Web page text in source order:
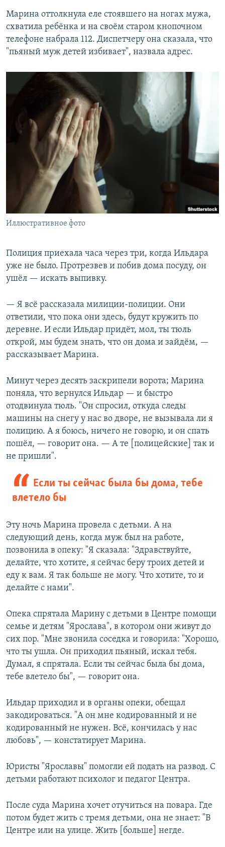
Марина оттолкнула еле стоявшего на ногах мужа,
схватила ребёнка и на своём старом кнопочном
телефоне набрала 112. Диспетчеру она сказала, что
"пьяный муж детей избивает", назвала адрес.
Иллюстративное фото
Полиция приехала часа через три, когда Ильдара
уже не было. Протрезвев и побив дома посуду, он
ушёл — искать выпивку.
— Я всё рассказала милиции-полиции. Они
ответили, что пока они здесь, будут кружить по
деревне. И если Ильдар придёт, мол, ты тюль
открой, мы будем знать, что он дома и зайдём, —
рассказывает Марина.
Минут через десять заскрипели ворота; Марина
поняла, что вернулся Ильдар — и быстро
отодвинула тюль. "Он спросил, откуда следы
машины на снегу у нас во дворе, не вызывала ли я
полицию. А я боюсь, ничего не говорю, и он спать
пошёл, — говорит она. — А те [полицейские] так и
не пришли".
Если ты сейчас была бы дома, тебе
влетело бы
Эту ночь Марина провела с детьми. А на
следующий день, когда муж был на работе,
позвонила в опеку: "Я сказала: "Здравствуйте,
делайте, что хотите, я сейчас беру троих детей и
еду к вам. Я так больше не могу. Что хотите, то и
делайте с нами".
Опека спрятала Марину с детьми в Центре помощи
семье и детям "Ярослава", в котором они живут до
сих пор. "Мне звонила соседка и говорила: "Хорошо,
что ты ушла. Он приходил пьяный, искал тебя.
Думал, я спрятала. Если ты сейчас была бы дома,
тебе влетело бы", — говорит она.
Ильдар приходил и в органы опеки, обещал
закодироваться. "А он мне кодированный и не
кодированный не нужен. Всё, кончилась у нас
любовь", — констатирует Марина.
Юристы "Ярославы" помогли ей подать на развод. С
детьми работают психолог и педагог Центра.
После суда Марина хочет отучиться на повара. Где
потом будет жить с тремя детьми, она не знает: "В
Центре или на улице. Жить [больше] негде.